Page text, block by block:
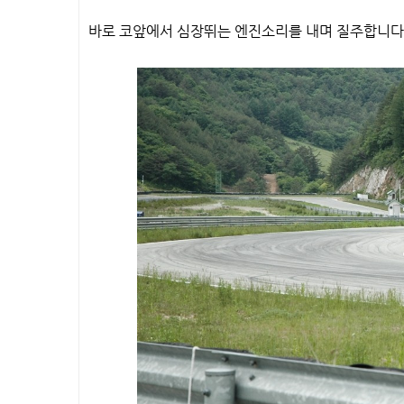
바로 코앞에서 심장뛰는 엔진소리를 내며 질주합니